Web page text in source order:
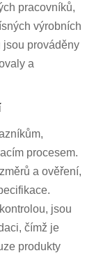
pracovníků,
výrobních
jsou prováděny
a
procesem.
a ověření,
jsou
čímž je
produkty